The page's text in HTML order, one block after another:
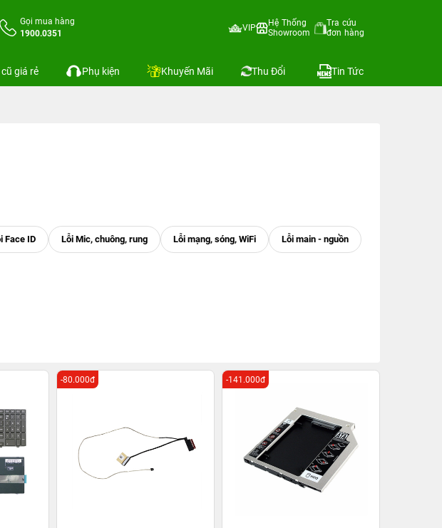
Gọi mua hàng
1900.0351
VIP
Hệ Thống
Showroom
Tra cứu
đơn hàng
giá rẻ Phụ kiện Khuyến Mãi Thu Đổi Tin Tức
-80.000đ -141.000đ